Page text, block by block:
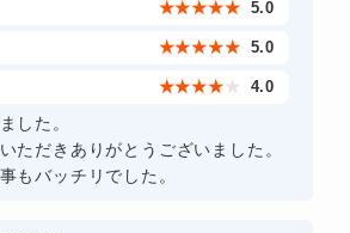
★★★★★ 5.0
★★★★★ 5.0
★★★★ ★ 4.0
した。
ただきありがとうございました。
もバッチリでした。